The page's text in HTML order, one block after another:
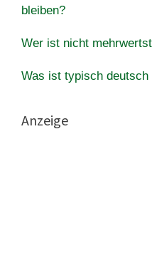
bleiben?
Wer ist nicht
Was ist typisch
Anzeige